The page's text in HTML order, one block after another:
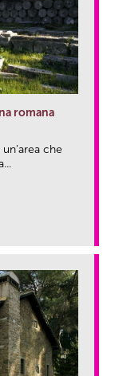
romana
che